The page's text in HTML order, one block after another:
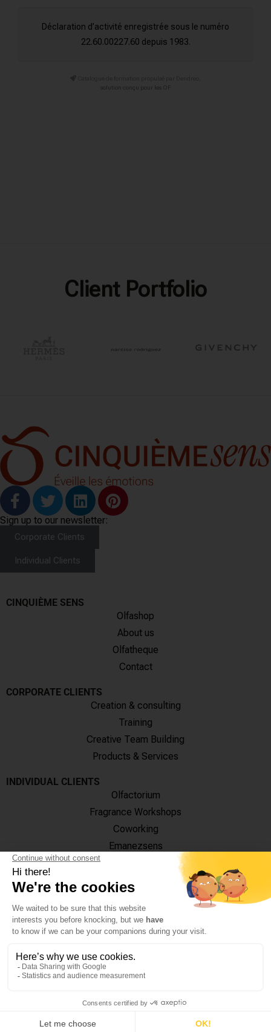
Déclaration d’activité enregistrée sous le numéro
22.60.00227.60 depuis 1983.
solution conçu pour les OF
Client Portfolio
Sign up to our newsletter:
Corporate Clients
Individual Clients
CINQUIÈME SENS
Olfashop
About us
Olfatheque
Contact
CORPORATE CLIENTS
Creation & consulting
Training
Creative Team Building
Products & Services
INDIVIDUAL CLIENTS
Olfactorium
Fragrance Workshops
Coworking
Emanezsens
OUR TRAINING CENTRES
Paris
75007 Paris
Monday – Friday : 9h - 13h / 14h - 18h
12 Rue Jean Ossola
06130 Grasse
Monday – Friday : 9h30 – 17h30
© 2020 – CINQUIÈME SENS